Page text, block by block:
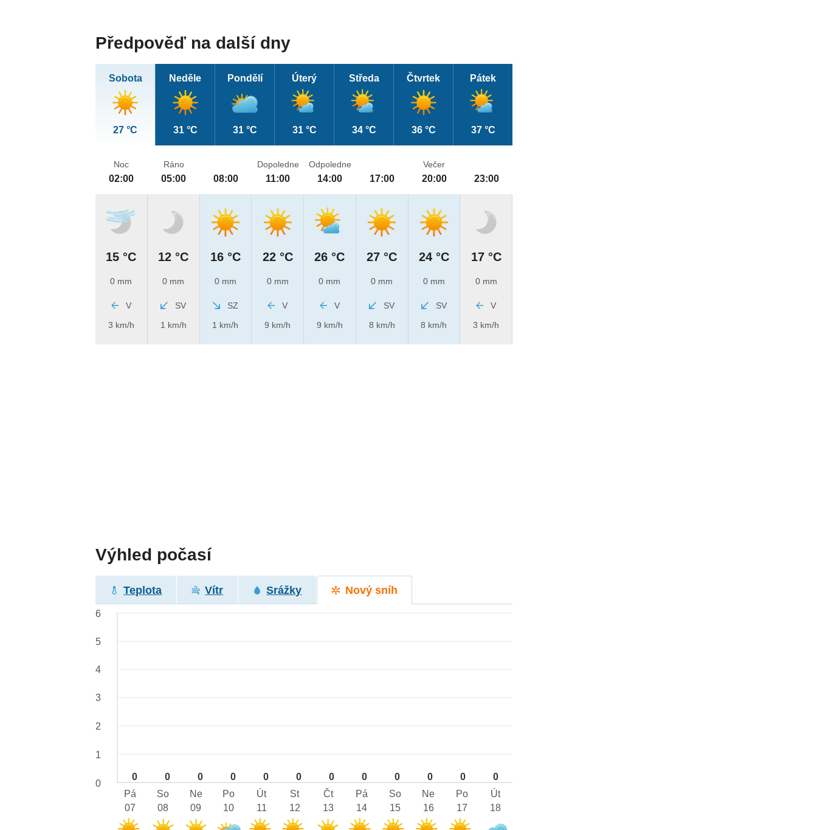
Předpověď na další dny
Sobota
27 °C
Neděle
31 °C
Pondělí
31 °C
Úterý
31 °C
Středa
34 °C
Čtvrtek
36 °C
Pátek
37 °C
Noc
02:00
15 °C
0 mm
V
3 km/h
Ráno
05:00
12 °C
0 mm
SV
1 km/h
08:00
16 °C
0 mm
SZ
1 km/h
Dopoledne
11:00
22 °C
0 mm
V
9 km/h
Odpoledne
14:00
26 °C
0 mm
V
9 km/h
17:00
27 °C
0 mm
SV
8 km/h
Večer
20:00
24 °C
0 mm
SV
8 km/h
23:00
17 °C
0 mm
V
3 km/h
Výhled počasí
Teplota Vítr Srážky Nový sníh
0 0 0 0 0 0 0 0 0 0 0 0
6
5
4
3
2
1
0
Pá
07
So
08
Ne
09
Po
10
Út
11
St
12
Čt
13
Pá
14
So
15
Ne
16
Po
17
Út
18